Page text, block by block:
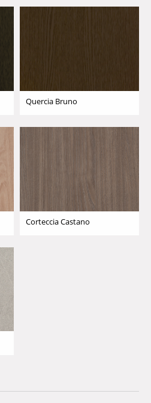
Quercia Bruno
Corteccia Castano